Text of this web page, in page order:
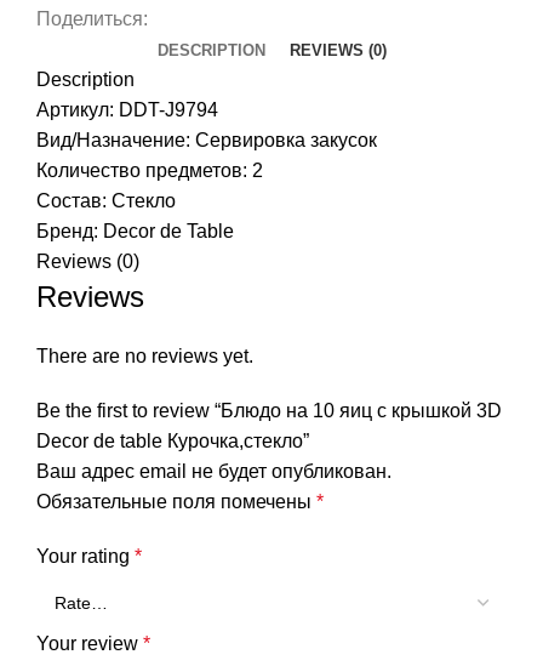
Поделиться:
DESCRIPTION REVIEWS (0)
Description
Артикул: DDT-J9794
Вид/Назначение: Сервировка закусок
Количество предметов: 2
Состав: Стекло
Бренд: Decor de Table
Reviews (0)
Reviews
There are no reviews yet.
Be the first to review “Блюдо на 10 яиц с крышкой 3D
Decor de table Курочка,стекло”
Ваш адрес email не будет опубликован.
Обязательные поля помечены *
Your rating *
Your review *